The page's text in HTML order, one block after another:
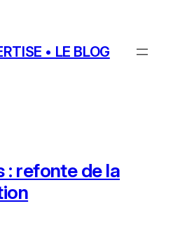
• LE BLOG
refonte de la